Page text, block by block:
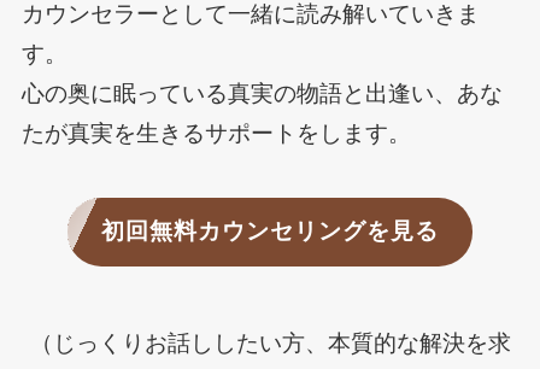
カウンセラーとして一緒に読み解いていきま
す。
心の奥に眠っている真実の物語と出逢い、あな
たが真実を生きるサポートをします。
初回無料カウンセリングを見る
（じっくりお話ししたい方、本質的な解決を求